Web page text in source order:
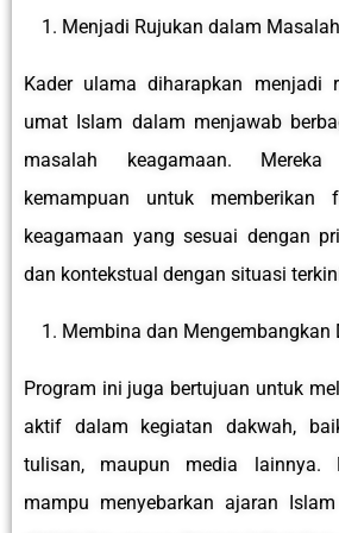
Menjadi Rujukan dalam
Kader ulama diharapkan menjadi
umat Islam dalam menjawab
masalah keagamaan.
kemampuan untuk
keagamaan yang sesuai dengan
dan kontekstual dengan situasi
Membina dan Mengembangkan
Program ini juga bertujuan untuk
aktif dalam kegiatan dakwah,
tulisan, maupun media lainnya.
mampu menyebarkan ajaran